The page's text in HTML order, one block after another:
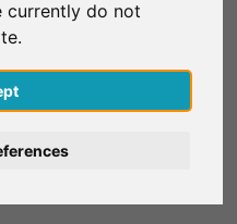
currently do not